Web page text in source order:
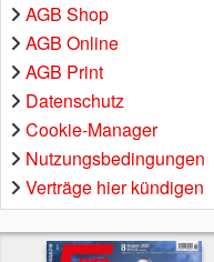
AGB Shop
AGB Online
AGB Print
Datenschutz
Cookie-Manager
Nutzungsbedingungen
Verträge hier kündigen